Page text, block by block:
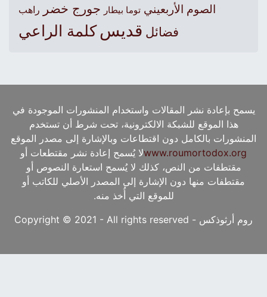
الصوم الأربعيني توما بيطار جورج خضر راهب
فضائل قديس كلمة الراعي
يسمح بإعادة نشر المقالات واستخدام المنشورات الموجودة في
هذا الموقع للشبكة الالكترونية، تحت شرط أن تستخدم
المنشورات بالكامل دون اقتطاعات وبالإشارة إلى مصدر الموقع
www.roumortodox.orgلا يُسمح إعادة نشر مقتطعات أو
مقتطفات من النص، كذلك لا يُسمح استعارة النصوص أو
مقتطفات منها دون الإشارة إلى المصدر الأصلي للكاتب أو
للموقع التي أُخذ منه.
روم أرثوذكس - Copyright © 2021 - All rights reserved